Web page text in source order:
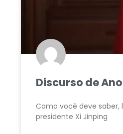
Discurso de
Como você deve saber,
presidente Xi Jinping